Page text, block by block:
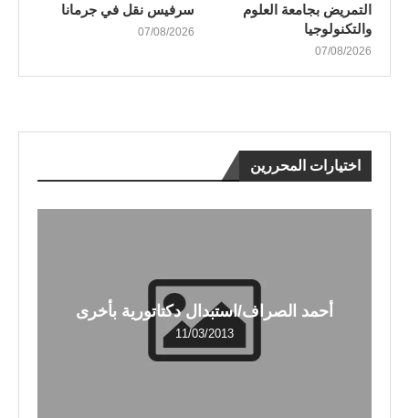
التمريض بجامعة العلوم
والتكنولوجيا
07/08/2026
سرفيس نقل في جرمانا
07/08/2026
اختيارات المحررين
أحمد الصراف/استبدال دكتاتورية بأخرى
11/03/2013